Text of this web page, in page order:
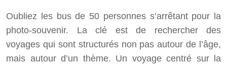
Oubliez les bus de 50 personnes s’arrêtant pour la
photo-souvenir. La clé est de rechercher des
voyages qui sont structurés non pas autour de l’âge,
mais autour d’un thème. Un voyage centré sur la